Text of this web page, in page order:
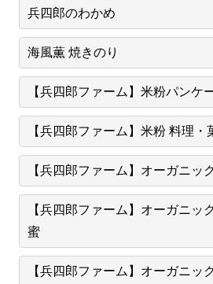
兵四郎のわかめ
海風薫 焼きのり
【兵四郎ファーム】米粉パンケ
【兵四郎ファーム】米粉 料理・
【兵四郎ファーム】オーガニッ
【兵四郎ファーム】オーガニッ
蜜
【兵四郎ファーム】オーガニッ